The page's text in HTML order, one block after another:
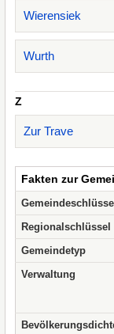
Wierensiek
Wurth
Z
Zur Trave
Fakten zur
Gemeindeschlüssel
Regionalschlüssel
Gemeindetyp
Verwaltung